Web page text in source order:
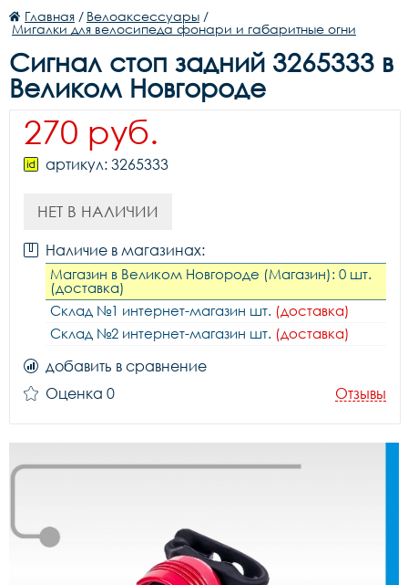
Главная / Велоаксессуары /
Мигалки для велосипеда фонари и габаритные огни
Сигнал стоп задний 3265333 в
Великом Новгороде
270 руб.
артикул: 3265333
НЕТ В НАЛИЧИИ
Наличие в магазинах:
Магазин в Великом Новгороде (Магазин): 0 шт.
(доставка)
Склад №1 интернет-магазин шт. (доставка)
Склад №2 интернет-магазин шт. (доставка)
добавить в сравнение
Оценка 0
Отзывы